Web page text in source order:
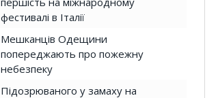
фестивалі в Італії
Мешканців Одещини
попереджають про пожежну
небезпеку
Підозрюваного у замаху на